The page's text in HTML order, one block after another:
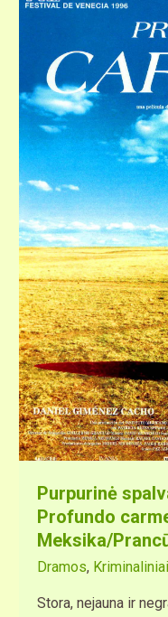
Purpurinė
Profundo
Meksika/
Dramos, Kriminaliniai
Stora, nejauna ir